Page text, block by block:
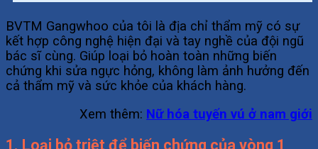
BVTM Gangwhoo của tôi là địa chỉ thẩm mỹ có sự
kết hợp công nghệ hiện đại và tay nghề của đội ngũ
bác sĩ cùng. Giúp loại bỏ hoàn toàn những biến
chứng khi sửa ngực hỏng, không làm ảnh hưởng đến
cả thẩm mỹ và sức khỏe của khách hàng.
Xem thêm: Nữ hóa tuyến vú ở nam giới
1. Loại bỏ triệt để biến chứng của vòng 1